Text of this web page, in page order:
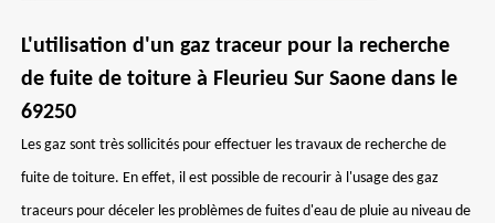
L'utilisation d'un gaz traceur pour la recherche
de fuite de toiture à Fleurieu Sur Saone dans le
69250
Les gaz sont très sollicités pour effectuer les travaux de recherche de
fuite de toiture. En effet, il est possible de recourir à l'usage des gaz
traceurs pour déceler les problèmes de fuites d'eau de pluie au niveau de